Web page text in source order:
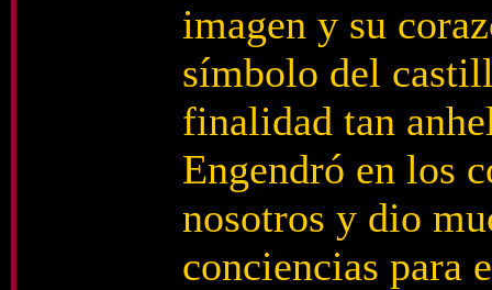
imagen y su
símbolo del
finalidad tan
Engendró en los
nosotros y dio
conciencias para